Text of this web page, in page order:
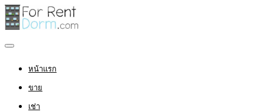
หน้าแรก
ขาย
เช่า